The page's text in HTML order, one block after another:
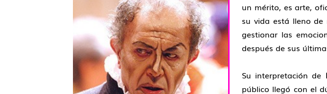
un mérito, es arte,
su vida está lleno de
gestionar las
después de sus
Su interpretación de
público llegó con el